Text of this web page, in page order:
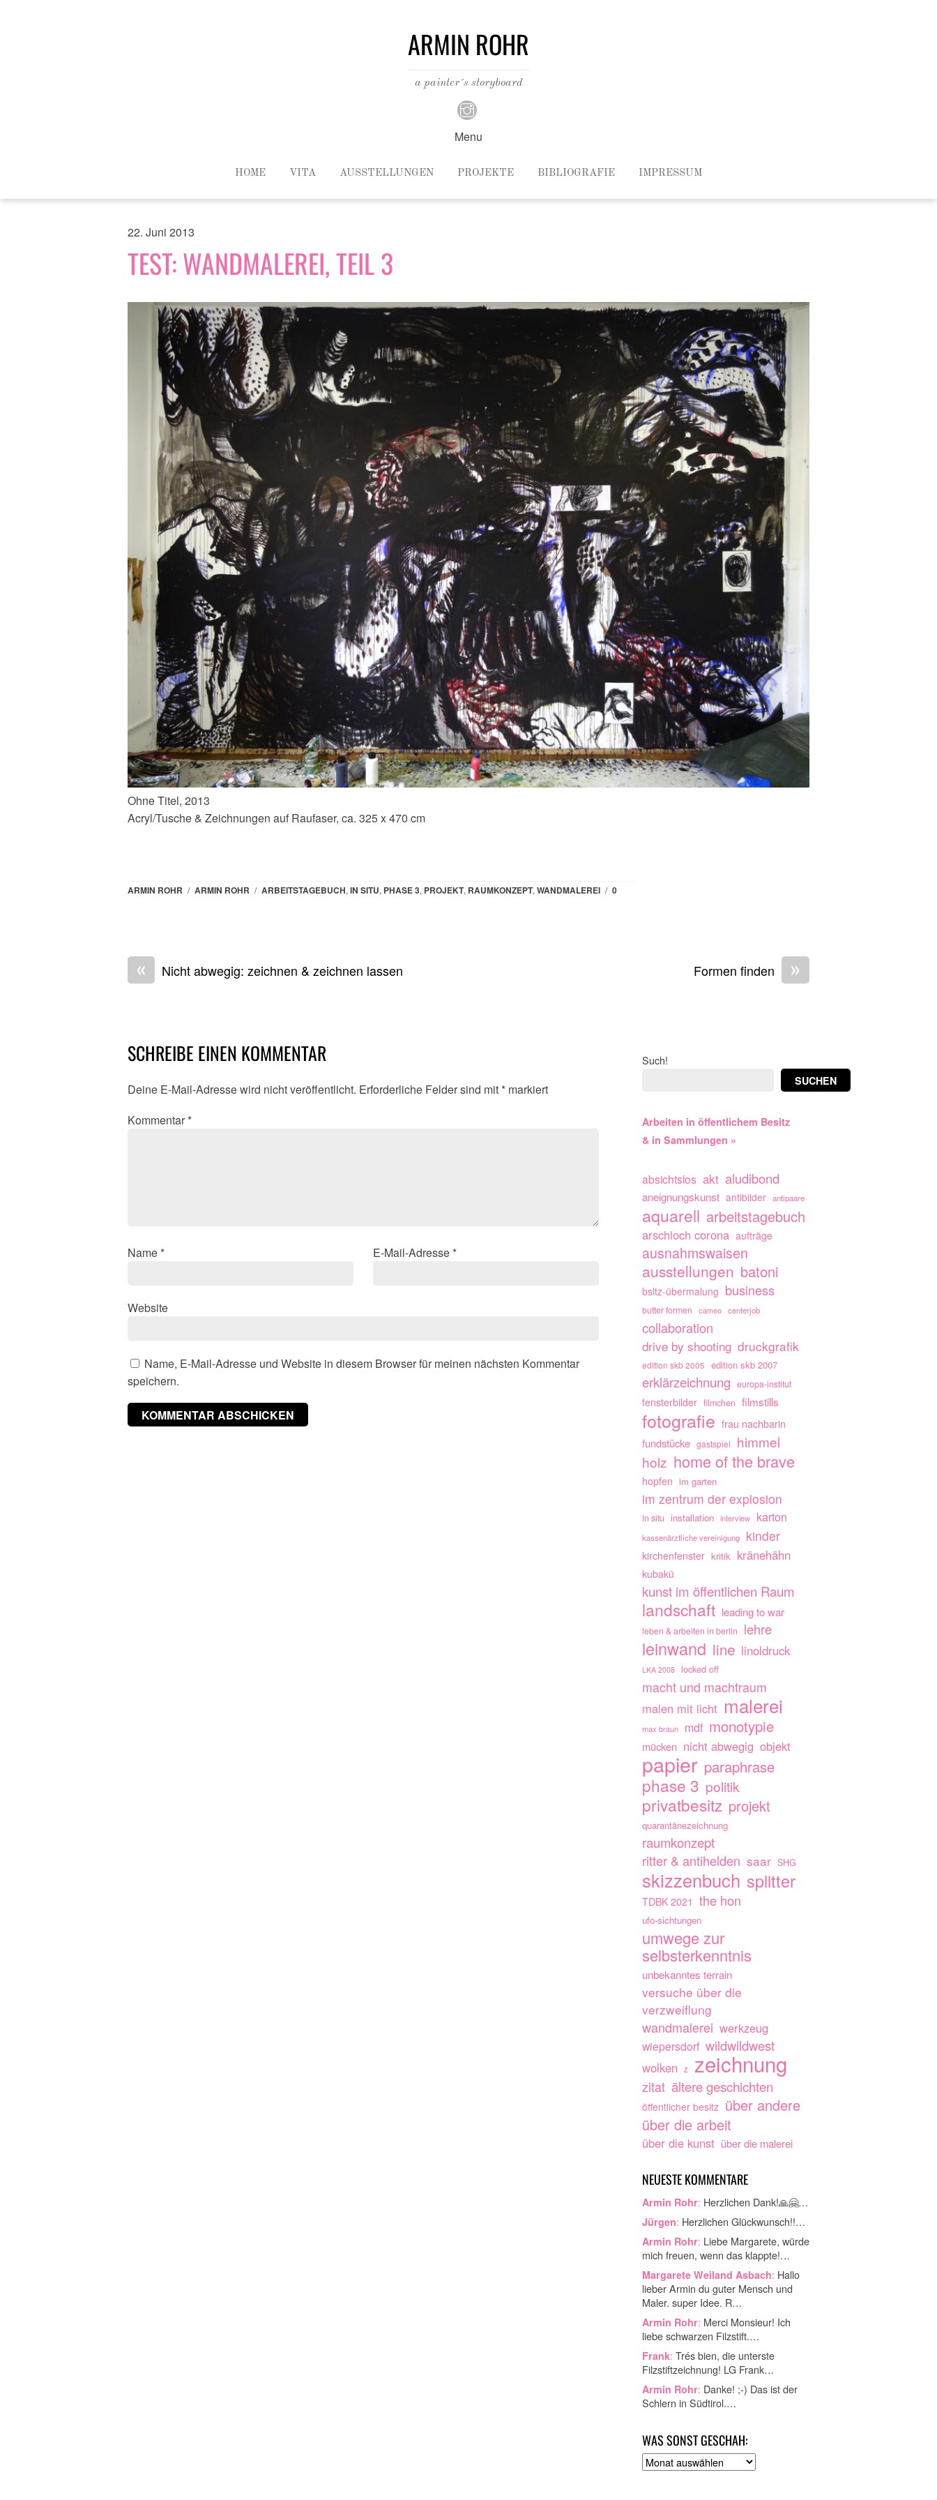
ARMIN ROHR
a painter´s storyboard
Menu
HOME VITA AUSSTELLUNGEN PROJEKTE BIBLIOGRAFIE IMPRESSUM
22. Juni 2013
TEST: WANDMALEREI, TEIL 3
Ohne Titel, 2013
Acryl/Tusche & Zeichnungen auf Raufaser, ca. 325 x 470 cm
ARMIN ROHR / ARMIN ROHR / ARBEITSTAGEBUCH, IN SITU, PHASE 3, PROJEKT, RAUMKONZEPT, WANDMALEREI / 0
« Nicht abwegig: zeichnen & zeichnen lassen »
Formen finden
SCHREIBE EINEN KOMMENTAR
Deine E-Mail-Adresse wird nicht veröffentlicht. Erforderliche Felder sind mit * markiert
Kommentar *
Name * E-Mail-Adresse *
Website
Name, E-Mail-Adresse und Website in diesem Browser für meinen nächsten Kommentar
speichern.
Such!
SUCHEN
Arbeiten in öffentlichem Besitz
& in Sammlungen »
absichtslos akt aludibond
aneignungskunst antibilder antipaare
aquarell arbeitstagebuch
arschloch corona aufträge
ausnahmswaisen
ausstellungen batoni
bsltz-übermalung business
butter formen cameo centerjob
collaboration
drive by shooting druckgrafik
edition skb 2005 edition skb 2007
erklärzeichnung europa-institut
fensterbilder filmchen filmstills
fotografie frau nachbarin
fundstücke gastspiel
himmel
holz home of the brave
hopfen im garten
im zentrum der explosion
in situ installation interview karton
kassenärztliche vereinigung kinder
kirchenfenster kritik kränehähn
kubakü
kunst im öffentlichen Raum
landschaft leading to war
leben & arbeiten in berlin lehre
leinwand line linoldruck
LKA 2008 locked off
macht und machtraum
malen mit licht malerei
max braun mdf monotypie
mücken nicht abwegig objekt
papier paraphrase
phase 3 politik
privatbesitz projekt
quarantänezeichnung
raumkonzept
ritter & antihelden saar SHG
skizzenbuch splitter
TDBK 2021 the hon
ufo-sichtungen
umwege zur
selbsterkenntnis
unbekanntes terrain
versuche über die
verzweiflung
wandmalerei werkzeug
wiepersdorf wildwildwest
wolken z zeichnung
zitat ältere geschichten
öffentlicher besitz über andere
über die arbeit
über die kunst über die malerei
NEUESTE KOMMENTARE
Armin Rohr: Herzlichen Dank!🙏🤗…
Jürgen: Herzlichen Glückwunsch!!…
Armin Rohr: Liebe Margarete, würde
mich freuen, wenn das klappte!…
Margarete Weiland Asbach: Hallo
lieber Armin du guter Mensch und
Maler. super Idee. R…
Armin Rohr: Merci Monsieur! Ich
liebe schwarzen Filzstift.…
Frank: Trés bien, die unterste
Filzstiftzeichnung! LG Frank…
Armin Rohr: Danke! ;-) Das ist der
Schlern in Südtirol.…
WAS SONST GESCHAH:
A